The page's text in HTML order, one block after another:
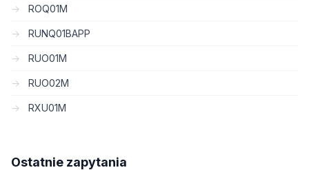
ROQ01M
RUNQ01BAPP
RUO01M
RUO02M
RXU01M
Ostatnie zapytania